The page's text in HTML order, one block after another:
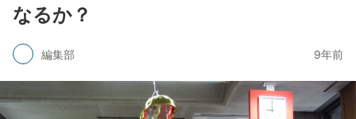
なるか？
編集部 9年前